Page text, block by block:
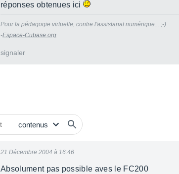
réponses obtenues ici
Pour la pédagogie virtuelle, contre l'assistanat numérique... ;-)
-Espace-Cubase.org
signaler
21 Décembre 2004 à 16:46
Absolument pas possible aves le FC200